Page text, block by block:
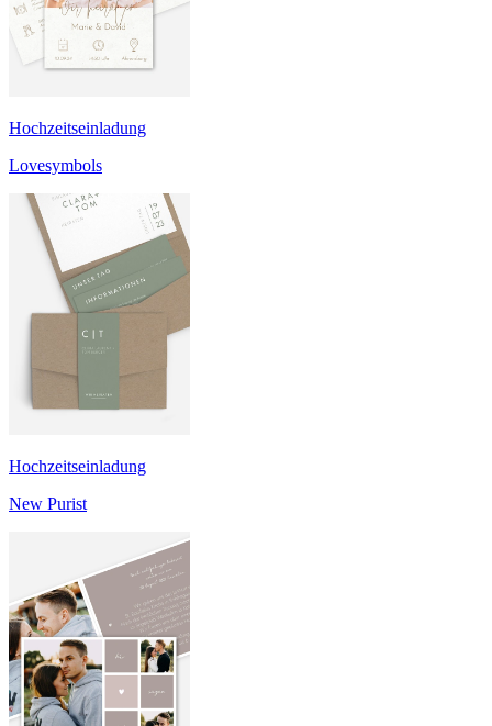
Hochzeitseinladung
Lovesymbols
Hochzeitseinladung
New Purist